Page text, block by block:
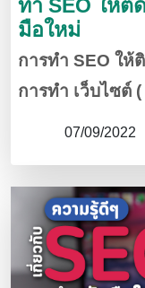
ทำ SEO ให้ติ
มือใหม่
การทำ SEO ใ
การทำ เว็บไซต์
แรกๆ บน
ยังช่วยเพิ่มควา
เว็บไซต์ ของเร
07/09/2022